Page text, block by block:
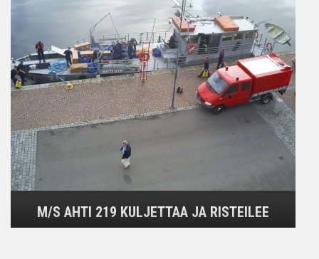
M/S AHTI 219 KULJETTAA JA RISTEILEE